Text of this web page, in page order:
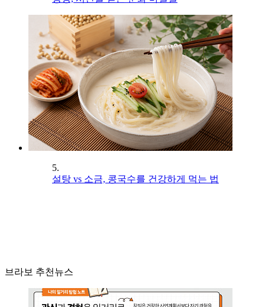
5.
설탕 vs 소금, 콩국수를 건강하게 먹는 법
브라보 추천뉴스